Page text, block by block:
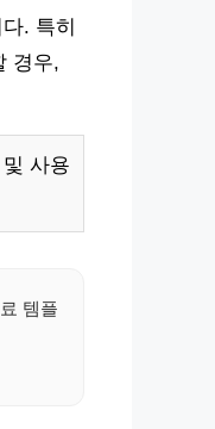
. 특히
경우,
사용
템플